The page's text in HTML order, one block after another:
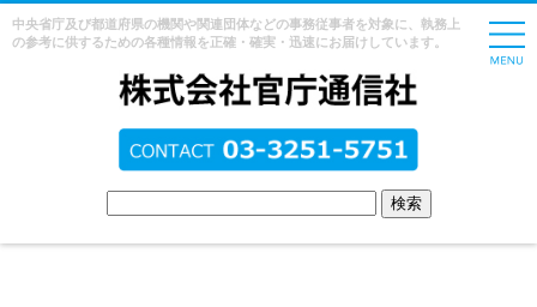
中央省庁及び都道府県の機関や関連団体などの事務従事者を対象に、執務上
の参考に供するための各種情報を正確・確実・迅速にお届けしています。